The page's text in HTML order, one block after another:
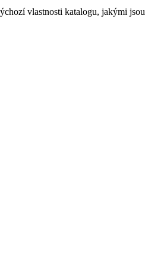
vlastnosti katalogu, jakými jsou